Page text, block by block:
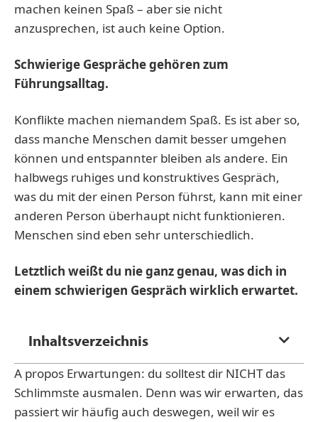
machen keinen Spaß – aber sie nicht
anzusprechen, ist auch keine Option.
Schwierige Gespräche gehören zum
Führungsalltag.
Konflikte machen niemandem Spaß. Es ist aber so,
dass manche Menschen damit besser umgehen
können und entspannter bleiben als andere. Ein
halbwegs ruhiges und konstruktives Gespräch,
was du mit der einen Person führst, kann mit einer
anderen Person überhaupt nicht funktionieren.
Menschen sind eben sehr unterschiedlich.
Letztlich weißt du nie ganz genau, was dich in
einem schwierigen Gespräch wirklich erwartet.
Inhaltsverzeichnis
A propos Erwartungen: du solltest dir NICHT das
Schlimmste ausmalen. Denn was wir erwarten, das
passiert wir häufig auch deswegen, weil wir es